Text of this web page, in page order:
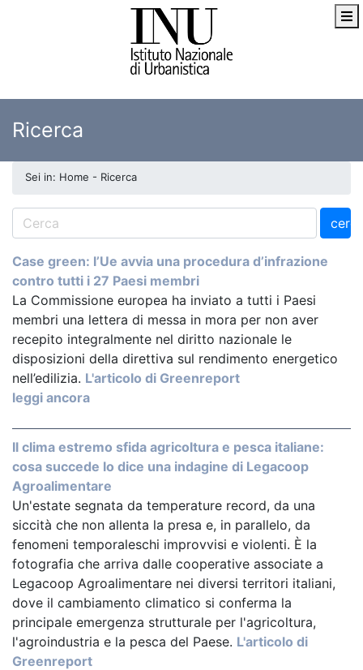
Ricerca
Sei in: Home - Ricerca
Case green: l’Ue avvia una procedura d’infrazione
contro tutti i 27 Paesi membri
La Commissione europea ha inviato a tutti i Paesi
membri una lettera di messa in mora per non aver
recepito integralmente nel diritto nazionale le
disposizioni della direttiva sul rendimento energetico
nell’edilizia. L'articolo di Greenreport
leggi ancora
Il clima estremo sfida agricoltura e pesca italiane:
cosa succede lo dice una indagine di Legacoop
Agroalimentare
Un'estate segnata da temperature record, da una
siccità che non allenta la presa e, in parallelo, da
fenomeni temporaleschi improvvisi e violenti. È la
fotografia che arriva dalle cooperative associate a
Legacoop Agroalimentare nei diversi territori italiani,
dove il cambiamento climatico si conferma la
principale emergenza strutturale per l'agricoltura,
l'agroindustria e la pesca del Paese. L'articolo di
Greenreport